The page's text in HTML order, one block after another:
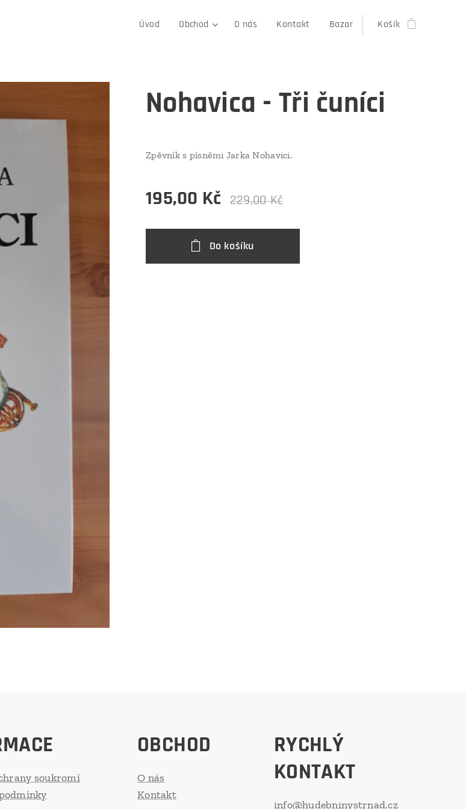
Úvod Obchod O nás Kontakt Bazar Košík
Nohavica - Tři čuníci
Zpěvník s písněmi Jarka Nohavici.
195,00 Kč 229,00Kč
Do košíku
soukromí
OBCHOD
O nás
Kontakt
RYCHLÝ
KONTAKT
info@hudebninystrnad.cz